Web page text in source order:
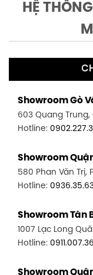
HỆ
Showroom Gò
603 Quang Trung,
Hotline:
Showroom
580 Phan Văn Trị,
Hotline:
Showroom Tân
1007 Lạc Long
Hotline:
Showroom